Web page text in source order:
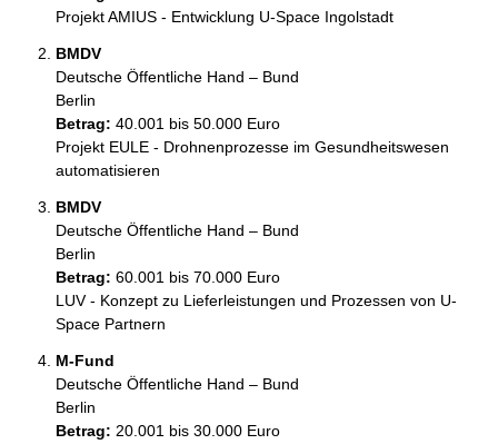
Projekt AMIUS - Entwicklung U-Space Ingolstadt
BMDV
Deutsche Öffentliche Hand – Bund
Berlin
Betrag: 40.001 bis 50.000 Euro
Projekt EULE - Drohnenprozesse im Gesundheitswesen
automatisieren
BMDV
Deutsche Öffentliche Hand – Bund
Berlin
Betrag: 60.001 bis 70.000 Euro
LUV - Konzept zu Lieferleistungen und Prozessen von U-
Space Partnern
M-Fund
Deutsche Öffentliche Hand – Bund
Berlin
Betrag: 20.001 bis 30.000 Euro